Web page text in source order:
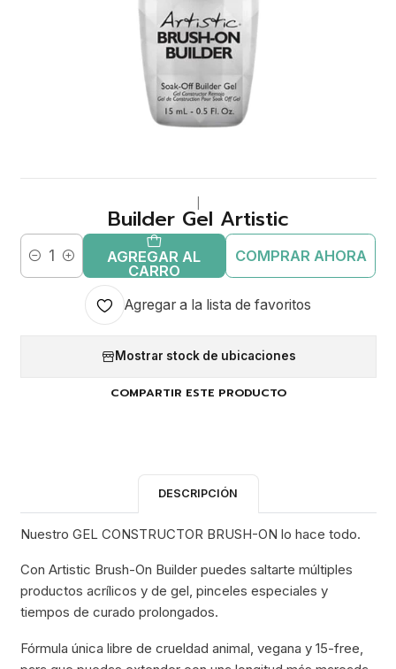
Builder Gel Artistic
Cantidad
AGREGAR AL
CARRO
COMPRAR AHORA
Agregar a la lista de favoritos
Mostrar stock de ubicaciones
COMPARTIR ESTE PRODUCTO
DESCRIPCIÓN
Nuestro GEL CONSTRUCTOR BRUSH-ON lo hace todo.
Con Artistic Brush-On Builder puedes saltarte múltiples
productos acrílicos y de gel, pinceles especiales y
tiempos de curado prolongados.
Fórmula única libre de crueldad animal, vegana y 15-free,